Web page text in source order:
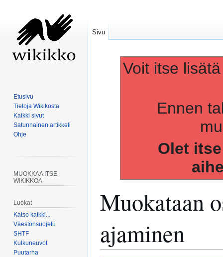
Voit itse
Ennen
Olet
Muokataan
ajaminen
Sivu
Etusivu
Tietoja Wikikosta
Kaikki sivut
Satunnainen artikkeli
Ohje
MUOKKAA ITSE
WIKIKKOA
Luokat
Katso kaikki...
Väestönsuojelu
SHTF
Kulkuneuvot
Puutarha